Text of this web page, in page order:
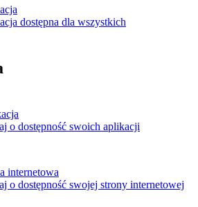
dostępna dla wszystkich
o dostępność swoich aplikacji
internetowa
o dostępność swojej strony internetowej